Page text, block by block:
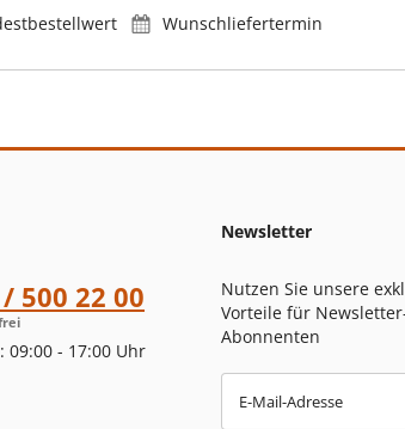
Wunschliefertermin
500 22 00
09:00 - 17:00 Uhr
Newsletter
Nutzen Sie unsere
Vorteile für
Abonnenten
E-Mail-Adresse